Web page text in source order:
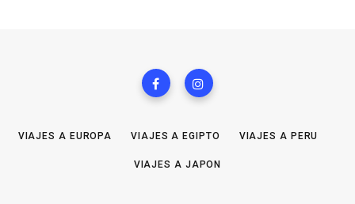
VIAJES A EUROPA VIAJES A EGIPTO VIAJES A PERU
VIAJES A JAPON